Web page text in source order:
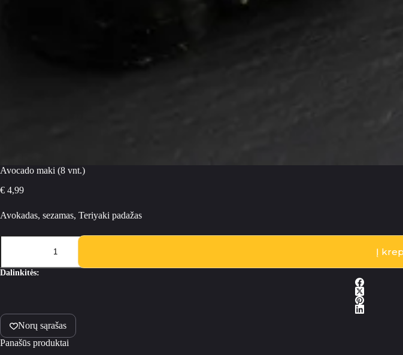
Avocado maki (8 vnt.)
€ 4,99
Avokadas, sezamas, Teriyaki padažas
produkto
maki
Į
Dalinkitės:
Norų sąrašas
Panašūs produktai